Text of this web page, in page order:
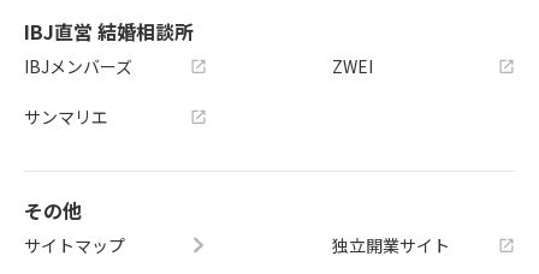
IBJ直営 結婚相談所
IBJメンバーズ
サンマリエ
ZWEI
その他
サイトマップ
独立開業サイト